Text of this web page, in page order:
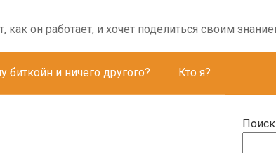
как он работает, и хочет поделиться своим
биткойн и ничего другого? Кто я?
Поиск